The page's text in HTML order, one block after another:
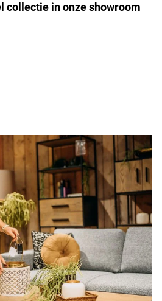
collectie in onze showroom